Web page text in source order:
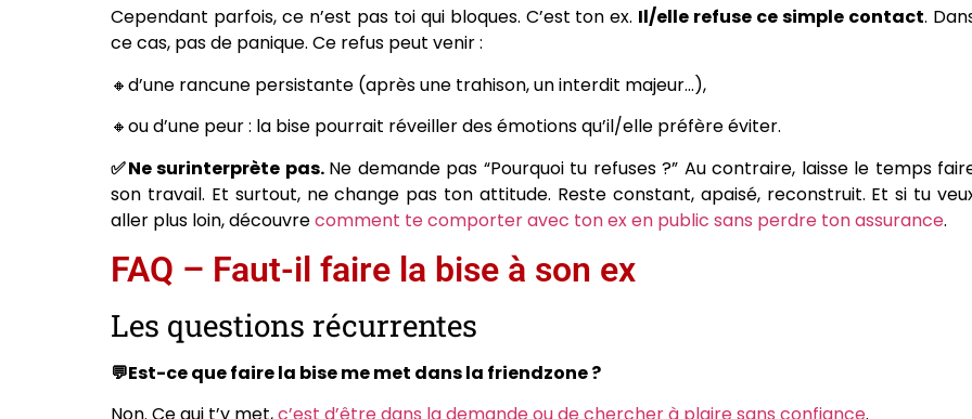
Cependant parfois, ce n’est pas toi qui bloques. C’est ton ex. Il/elle refuse ce simple contact.
ce cas, pas de panique. Ce refus peut venir :
🔸d’une rancune persistante (après une trahison, un interdit majeur…),
🔸ou d’une peur : la bise pourrait réveiller des émotions qu’il/elle préfère éviter.
✅Ne surinterprète pas. Ne demande pas “Pourquoi tu refuses ?” Au contraire, laisse le temps
son travail. Et surtout, ne change pas ton attitude. Reste constant, apaisé, reconstruit. Et si tu
aller plus loin, découvrecomment te comporter avec ton ex en public sans perdre ton assurance.
FAQ – Faut-il faire la bise à son ex
Les questions récurrentes
💬Est-ce que faire la bise me met dans la friendzone ?